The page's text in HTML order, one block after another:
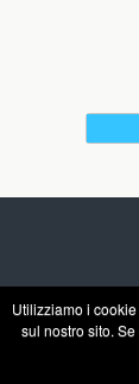
Utilizziamo i
sul nostro sito.